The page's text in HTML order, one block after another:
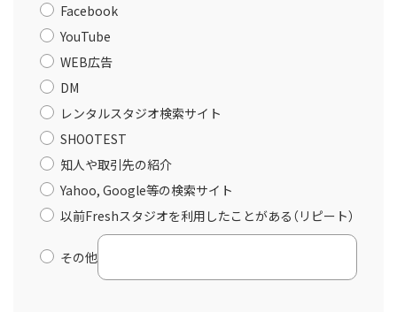
Facebook
YouTube
WEB広告
DM
レンタルスタジオ検索サイト
SHOOTEST
知人や取引先の紹介
Yahoo, Google等の検索サイト
以前Freshスタジオを利用したことがある（リピート）
その他